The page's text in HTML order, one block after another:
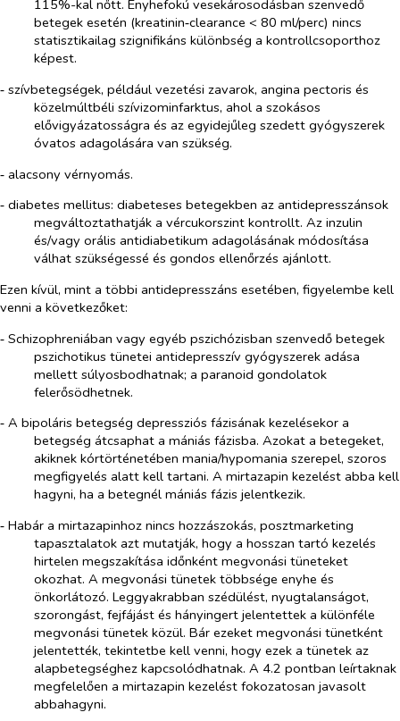
115%-kal nőtt. Enyhefokú vesekárosodásban szenvedő
betegek esetén (kreatinin‑clearance < 80 ml/perc) nincs
statisztikailag szignifikáns különbség a kontrollcsoporthoz
képest.
‑ szívbetegségek, például vezetési zavarok, angina pectoris és
közelmúltbéli szívizominfarktus, ahol a szokásos
elővigyázatosságra és az egyidejűleg szedett gyógyszerek
óvatos adagolására van szükség.
‑ alacsony vérnyomás.
‑ diabetes mellitus: diabeteses betegekben az antidepresszánsok
megváltoztathatják a vércukorszint kontrollt. Az inzulin
és/vagy orális antidiabetikum adagolásának módosítása
válhat szükségessé és gondos ellenőrzés ajánlott.
Ezen kívül, mint a többi antidepresszáns esetében, figyelembe kell
venni a következőket:
‑ Schizophreniában vagy egyéb pszichózisban szenvedő betegek
pszichotikus tünetei antidepresszív gyógyszerek adása
mellett súlyosbodhatnak; a paranoid gondolatok
felerősödhetnek.
‑ A bipoláris betegség depressziós fázisának kezelésekor a
betegség átcsaphat a mániás fázisba. Azokat a betegeket,
akiknek kórtörténetében mania/hypomania szerepel, szoros
megfigyelés alatt kell tartani. A mirtazapin kezelést abba kell
hagyni, ha a betegnél mániás fázis jelentkezik.
‑ Habár a mirtazapinhoz nincs hozzászokás, posztmarketing
tapasztalatok azt mutatják, hogy a hosszan tartó kezelés
hirtelen megszakítása időnként megvonási tüneteket
okozhat. A megvonási tünetek többsége enyhe és
önkorlátozó. Leggyakrabban szédülést, nyugtalanságot,
szorongást, fejfájást és hányingert jelentettek a különféle
megvonási tünetek közül. Bár ezeket megvonási tünetként
jelentették, tekintetbe kell venni, hogy ezek a tünetek az
alapbetegséghez kapcsolódhatnak. A 4.2 pontban leírtaknak
megfelelően a mirtazapin kezelést fokozatosan javasolt
abbahagyni.